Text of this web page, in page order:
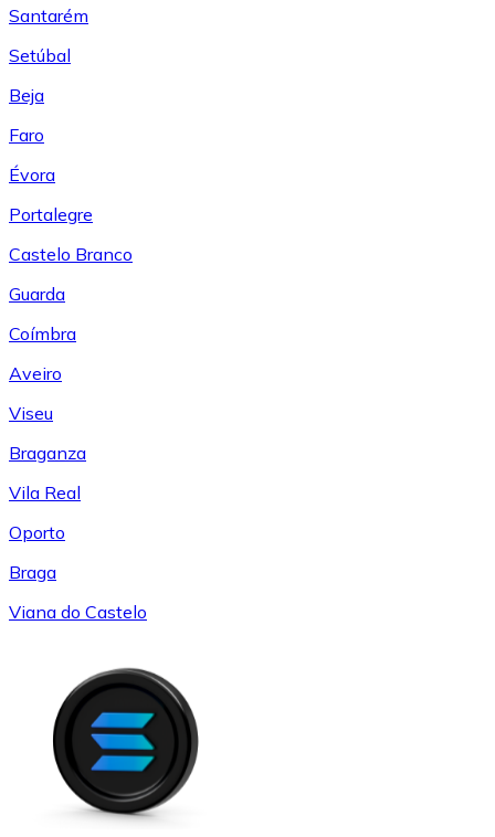
Santarém
Setúbal
Beja
Faro
Évora
Portalegre
Castelo Branco
Guarda
Coímbra
Aveiro
Viseu
Braganza
Vila Real
Oporto
Braga
Viana do Castelo